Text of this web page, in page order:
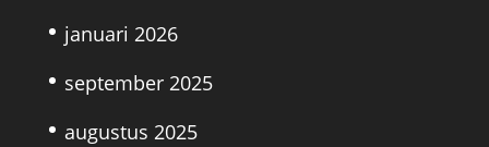
januari 2026
september 2025
augustus 2025